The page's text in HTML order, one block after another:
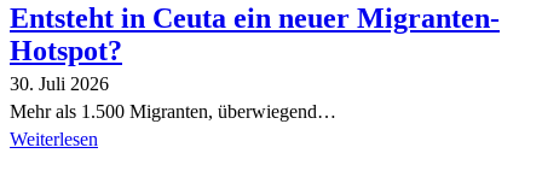
Entsteht in Ceuta ein neuer Migranten-
Hotspot?
30. Juli 2026
Mehr als 1.500 Migranten, überwiegend…
Weiterlesen